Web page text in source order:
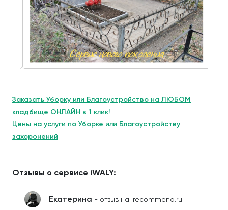
Заказать Уборку или Благоустройство на ЛЮБОМ
кладбище ОНЛАЙН в 1 клик!
Цены на услуги по Уборке или Благоустройству
захоронений
Отзывы о сервисе iWALY:
Екатерина - отзыв на irecommend.ru